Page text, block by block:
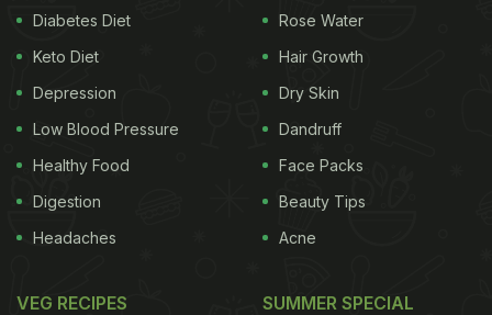
Diabetes Diet
Keto Diet
Depression
Low Blood Pressure
Healthy Food
Digestion
Headaches
Rose Water
Hair Growth
Dry Skin
Dandruff
Face Packs
Beauty Tips
Acne
VEG RECIPES SUMMER SPECIAL